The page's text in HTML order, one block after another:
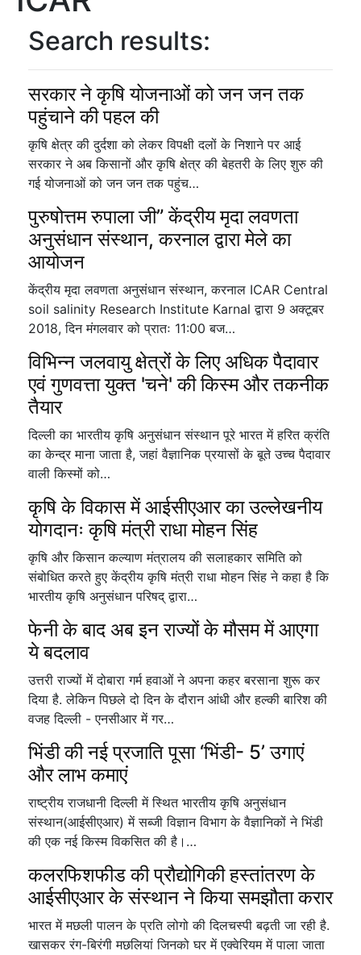
Search results:
सरकार ने कृषि योजनाओं को जन जन तक
पहुंचाने की पहल की
कृषि क्षेत्र की दुर्दशा को लेकर विपक्षी दलों के निशाने पर आई
सरकार ने अब किसानों और कृषि क्षेत्र की बेहतरी के लिए शुरु की
गई योजनाओं को जन जन तक पहुंच…
पुरुषोत्तम रुपाला जी” केंद्रीय मृदा लवणता
अनुसंधान संस्थान, करनाल द्वारा मेले का
आयोजन
केंद्रीय मृदा लवणता अनुसंधान संस्थान, करनाल ICAR Central
soil salinity Research Institute Karnal द्वारा 9 अक्टूबर
2018, दिन मंगलवार को प्रातः 11:00 बज…
विभिन्न जलवायु क्षेत्रों के लिए अधिक पैदावार
एवं गुणवत्ता युक्त 'चने' की किस्म और तकनीक
तैयार
दिल्ली का भारतीय कृषि अनुसंधान संस्थान पूरे भारत में हरित क्रंति
का केन्द्र माना जाता है, जहां वैज्ञानिक प्रयासों के बूते उच्च पैदावार
वाली किस्मों को…
कृषि के विकास में आईसीएआर का उल्लेखनीय
योगदानः कृषि मंत्री राधा मोहन सिंह
कृषि और किसान कल्याण मंत्रालय की सलाहकार समिति को
संबोधित करते हुए केंद्रीय कृषि मंत्री राधा मोहन सिंह ने कहा है कि
भारतीय कृषि अनुसंधान परिषद् द्वारा…
फेनी के बाद अब इन राज्यों के मौसम में आएगा
ये बदलाव
उत्तरी राज्यों में दोबारा गर्म हवाओं ने अपना कहर बरसाना शुरू कर
दिया है. लेकिन पिछले दो दिन के दौरान आंधी और हल्की बारिश की
वजह दिल्ली - एनसीआर में गर…
भिंडी की नई प्रजाति पूसा ‘भिंडी- 5’ उगाएं
और लाभ कमाएं
राष्ट्रीय राजधानी दिल्ली में स्थित भारतीय कृषि अनुसंधान
संस्थान(आईसीएआर) में सब्जी विज्ञान विभाग के वैज्ञानिकों ने भिंडी
की एक नई किस्म विकसित की है।…
कलरफिशफीड की प्रौद्योगिकी हस्तांतरण के
आईसीएआर के संस्थान ने किया समझौता करार
भारत में मछली पालन के प्रति लोगो की दिलचस्पी बढ़ती जा रही है.
खासकर रंग-बिरंगी मछलियां जिनको घर में एक्वेरियम में पाला जाता